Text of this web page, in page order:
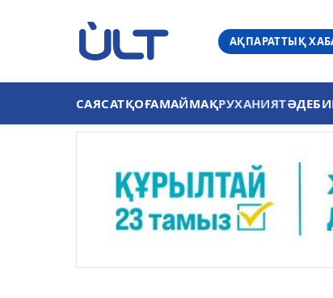
АҚПАРАТТЫҚ
САЯСАТҚОҒАМАЙМАҚРУХАНИЯТ